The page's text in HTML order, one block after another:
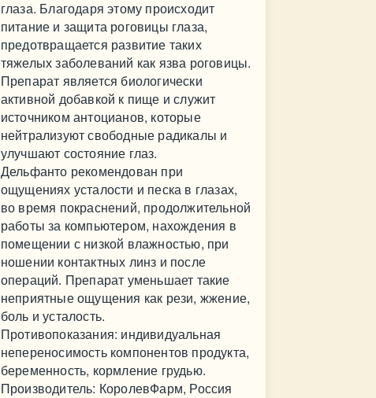
глаза. Благодаря этому происходит
питание и защита роговицы глаза,
предотвращается развитие таких
тяжелых заболеваний как язва роговицы.
Препарат является биологически
активной добавкой к пище и служит
источником антоцианов, которые
нейтрализуют свободные радикалы и
улучшают состояние глаз.
Дельфанто рекомендован при
ощущениях усталости и песка в глазах,
во время покраснений, продолжительной
работы за компьютером, нахождения в
помещении с низкой влажностью, при
ношении контактных линз и после
операций. Препарат уменьшает такие
неприятные ощущения как рези, жжение,
боль и усталость.
Противопоказания: индивидуальная
непереносимость компонентов продукта,
беременность, кормление грудью.
Производитель: КоролевФарм, Россия